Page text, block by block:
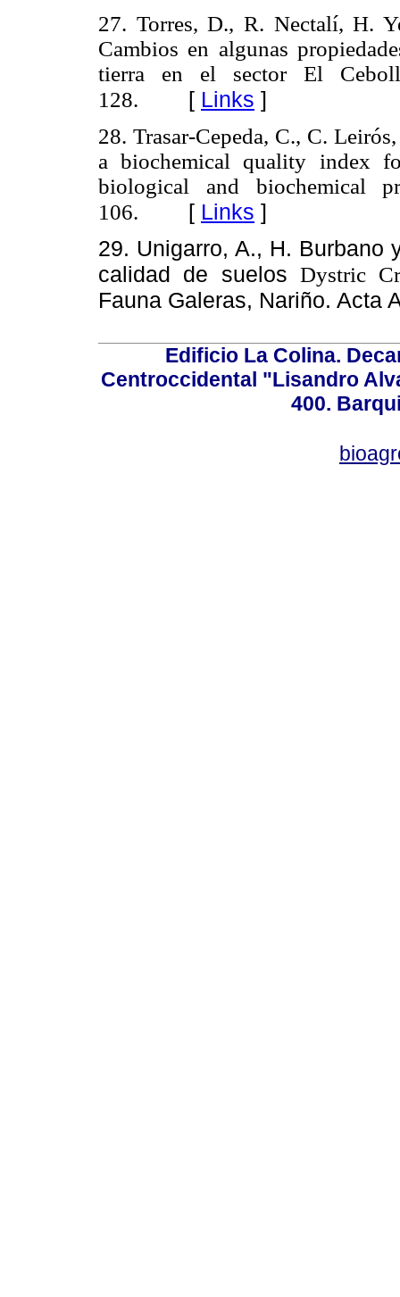
27. Torres, D., R. Nectalí, H.
Cambios en algunas
tierra en el sector El
128. [ Links ]
28. Trasar-Cepeda, C., C.
a biochemical quality index
biological and biochemical
106. [ Links ]
29. Unigarro, A., H. Burbano
calidad de suelosDystric
Fauna Galeras, Nariño. Acta
Edificio La Colina.
Centroccidental "Lisandro
400.